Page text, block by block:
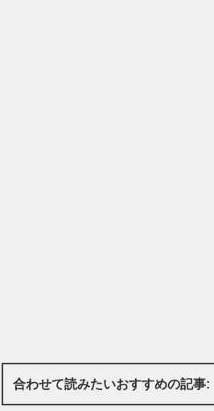
合わせて読みたいおすすめの記事: